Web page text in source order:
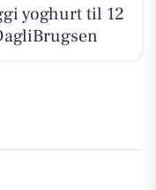
yoghurt til 12